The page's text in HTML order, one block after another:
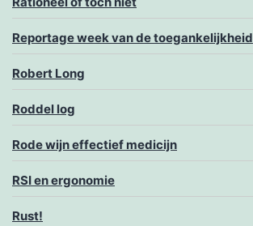
Reportage week van de toegankelijkheid
Robert Long
Roddel log
Rode wijn effectief medicijn
RSI en ergonomie
Rust!